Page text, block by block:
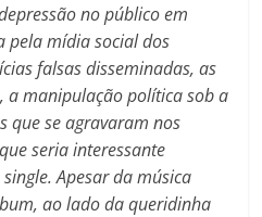
no público em
pela mídia social dos
falsas disseminadas, as
a manipulação política sob a
que se agravaram nos
seria interessante
Apesar da música
ao lado da queridinha